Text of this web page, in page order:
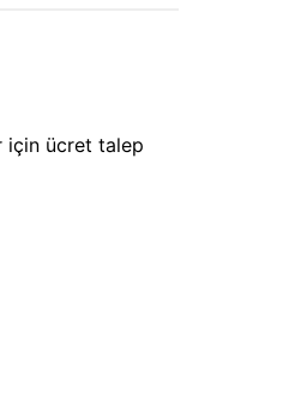
için ücret talep